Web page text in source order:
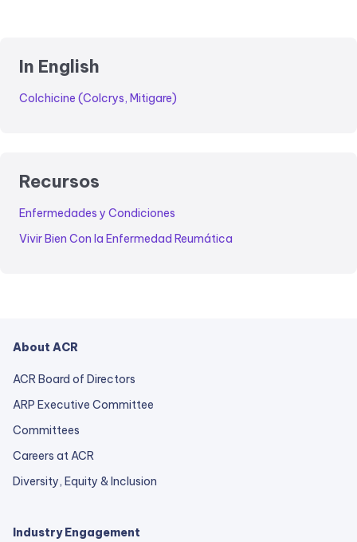
In English
Colchicine (Colcrys, Mitigare)
Recursos
Enfermedades y Condiciones
Vivir Bien Con la Enfermedad Reumática
About ACR
ACR Board of Directors
ARP Executive Committee
Committees
Careers at ACR
Diversity, Equity & Inclusion
Industry Engagement